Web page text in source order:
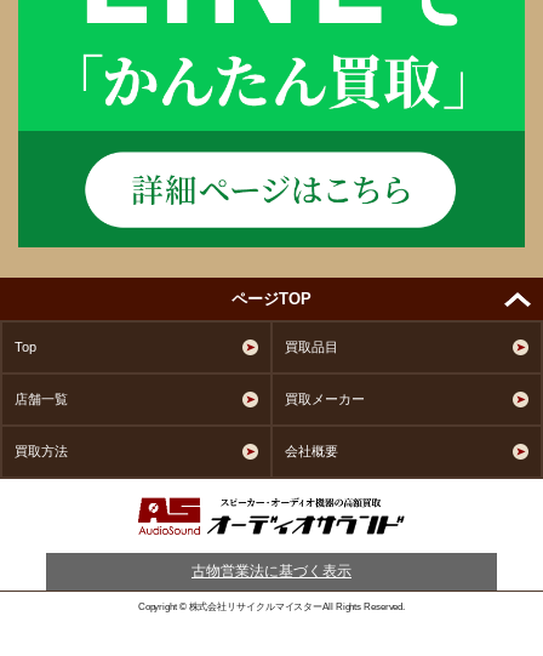
ページTOP
Top 買取品目
店舗一覧 買取メーカー
買取方法 会社概要
古物営業法に基づく表示
Copyright © 株式会社リサイクルマイスターAll Rights Reserved.